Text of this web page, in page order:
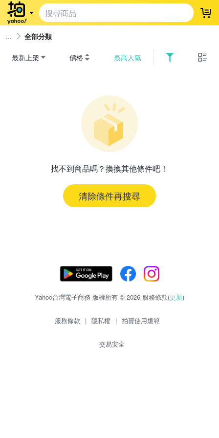
登
全部分類
最新上架 價格 最高人氣
找不到商品嗎？換換其他條件吧！
清除條件再搜尋
Yahoo台灣電子商務 版權所有 © 2026 服務條款(更新)
服務條款 | 隱私權 | 拍賣使用規範
交易安全